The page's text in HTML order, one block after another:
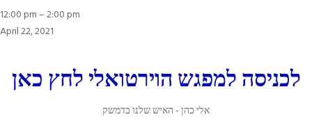
12:00
pm
אהרוני
12:00 pm–2:00 pm
April 22, 2021
לכניסה למפגש הוירטואלי לחץ כאן
אלי כהן - האיש שלנו בדמשק